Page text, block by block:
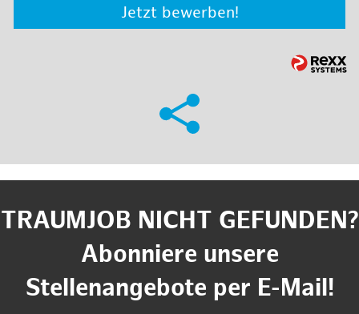
Jetzt bewerben!
TRAUMJOB NICHT GEFUNDEN?
Abonniere unsere
Stellenangebote per E-Mail!